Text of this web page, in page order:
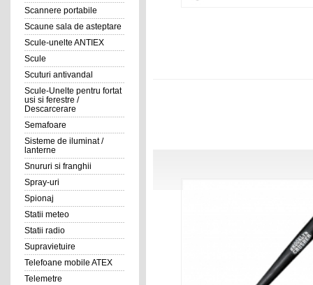
Scannere portabile
Scaune sala de asteptare
Scule-unelte ANTIEX
Scule
Scuturi antivandal
Scule-Unelte pentru fortat
usi si ferestre /
Descarcerare
Semafoare
Sisteme de iluminat /
lanterne
Snururi si franghii
Spray-uri
Spionaj
Statii meteo
Statii radio
Supravietuire
Telefoane mobile ATEX
Telemetre